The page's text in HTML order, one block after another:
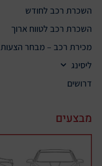
השכרת רכב לחודש
השכרת רכב לטווח ארוך
מכירת רכב – מבחר הצעות
ליסינג
דרושים
מבצעים